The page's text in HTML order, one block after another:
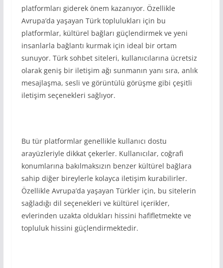
platformları giderek önem kazanıyor. Özellikle
Avrupa’da yaşayan Türk toplulukları için bu
platformlar, kültürel bağları güçlendirmek ve yeni
insanlarla bağlantı kurmak için ideal bir ortam
sunuyor. Türk sohbet siteleri, kullanıcılarına ücretsiz
olarak geniş bir iletişim ağı sunmanın yanı sıra, anlık
mesajlaşma, sesli ve görüntülü görüşme gibi çeşitli
iletişim seçenekleri sağlıyor.
Bu tür platformlar genellikle kullanıcı dostu
arayüzleriyle dikkat çekerler. Kullanıcılar, coğrafi
konumlarına bakılmaksızın benzer kültürel bağlara
sahip diğer bireylerle kolayca iletişim kurabilirler.
Özellikle Avrupa’da yaşayan Türkler için, bu sitelerin
sağladığı dil seçenekleri ve kültürel içerikler,
evlerinden uzakta oldukları hissini hafifletmekte ve
topluluk hissini güçlendirmektedir.